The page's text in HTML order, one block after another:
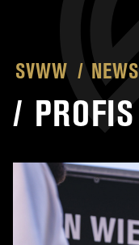
SVWW NEWS
/ PROFIS